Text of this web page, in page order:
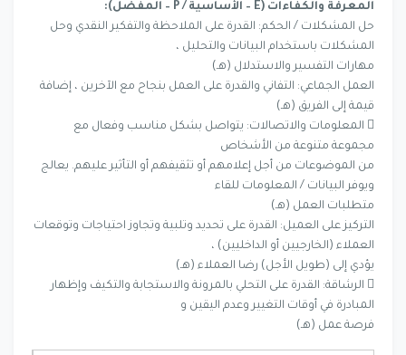
المعرفة والكفاءات (E – الأساسية / P – المفضل):
حل المشكلات / الحكم: القدرة على الملاحظة والتفكير النقدي وحل
المشكلات باستخدام البيانات والتحليل ،
مهارات التفسير والاستدلال (هـ)
العمل الجماعي: التفاني والقدرة على العمل بنجاح مع الآخرين ، إضافة
قيمة إلى الفريق (هـ)
 المعلومات والاتصالات: يتواصل بشكل مناسب وفعال مع
مجموعة متنوعة من الأشخاص
من الموضوعات من أجل إعلامهم أو تثقيفهم أو التأثير عليهم. يعالج
ويوفر البيانات / المعلومات للقاء
متطلبات العمل (هـ)
التركيز على العميل: القدرة على تحديد وتلبية وتجاوز احتياجات وتوقعات
العملاء (الخارجيين أو الداخليين) ،
يؤدي إلى (طويل الأجل) رضا العملاء (هـ)
 الرشاقة: القدرة على التحلي بالمرونة والاستجابة والتكيف وإظهار
المبادرة في أوقات التغيير وعدم اليقين و
فرصة عمل (هـ)